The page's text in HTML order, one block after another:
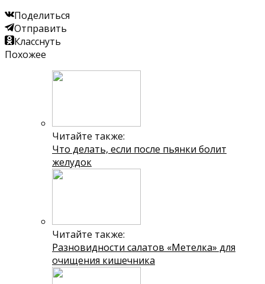
Поделиться
Отправить
Класснуть
Похожее
Читайте также:
Что делать, если после пьянки болит
желудок
Читайте также:
Разновидности салатов «Метелка» для
очищения кишечника